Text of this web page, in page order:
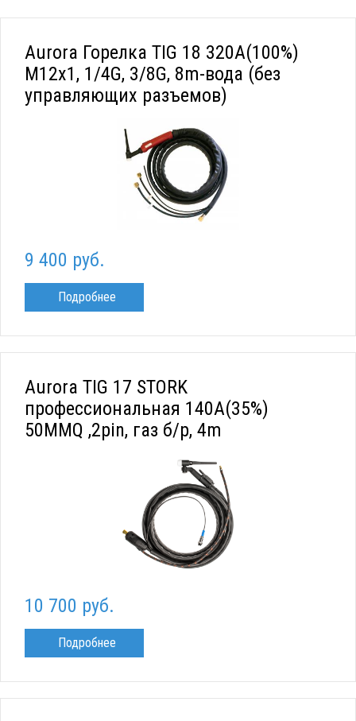
Aurora Горелка TIG 18 320A(100%)
M12x1, 1/4G, 3/8G, 8m-вода (без
управляющих разъемов)
9 400 руб.
Подробнее
Aurora TIG 17 STORK
профессиональная 140A(35%)
50MMQ ,2pin, газ б/р, 4m
10 700 руб.
Подробнее